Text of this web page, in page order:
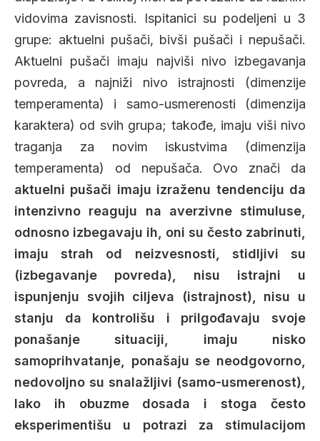
vidovima zavisnosti. Ispitanici su podeljeni u 3
grupe: aktuelni pušači, bivši pušači i nepušači.
Aktuelni pušači imaju najviši nivo izbegavanja
povreda, a najniži nivo istrajnosti (dimenzije
temperamenta) i samo-usmerenosti (dimenzija
karaktera) od svih grupa; takođe, imaju viši nivo
traganja za novim iskustvima (dimenzija
temperamenta) od nepušača. Ovo znači da
aktuelni pušači imaju izraženu tendenciju da
intenzivno reaguju na averzivne stimuluse,
odnosno izbegavaju ih, oni su često zabrinuti,
imaju strah od neizvesnosti, stidljivi su
(izbegavanje povreda), nisu istrajni u
ispunjenju svojih ciljeva (istrajnost), nisu u
stanju da kontrolišu i prilgođavaju svoje
ponašanje situaciji, imaju nisko
samoprihvatanje, ponašaju se neodgovorno,
nedovoljno su snalažljivi (samo-usmerenost),
lako ih obuzme dosada i stoga često
eksperimentišu u potrazi za stimulacijom